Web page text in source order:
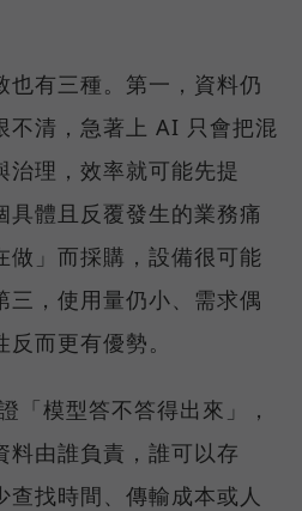
也有三種。第一，資料仍
不清，急著上 AI 只會把混
治理，效率就可能先提
具體且反覆發生的業務痛
做」而採購，設備很可能
三，使用量仍小、需求偶
而更有優勢。
「模型答不答得出來」，
料由誰負責，誰可以存
找時間、傳輸成本或人